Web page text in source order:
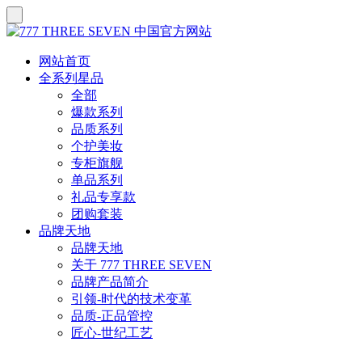
网站首页
全系列星品
全部
爆款系列
品质系列
个护美妆
专柜旗舰
单品系列
礼品专享款
团购套装
品牌天地
品牌天地
关于 777 THREE SEVEN
品牌产品简介
引领-时代的技术变革
品质-正品管控
匠心-世纪工艺